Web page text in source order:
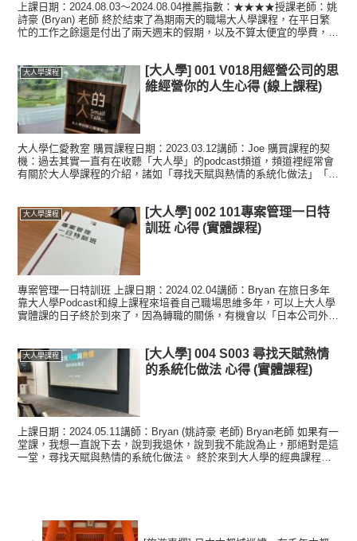
上課日期：2024.08.03～2024.08.04推薦指數：★★★★授課老師：姚
詩豪 (Bryan) 老師 終於結束了為期兩天的職場大人學課程，在平日繁
忙的工作之餘還是付出了兩天週末的假期，以及不算太便宜的學費，來
大人學課程
[大人學] 001 V018用經營公司的思
維經營你的人生心得 (線上課程)
大人學仁愛教室 購買課程日期：2023.03.12講師：Joe 購買課程的契
機：過去其實一直有在收聽「大人學」的podcast頻道，頻道裡經常會
有關於大人學課程的介紹，諸如「尋找天賦與熱情的系統化做法」「用
大人學課程
[大人學] 002 101專案管理一日特
訓班 心得 (實體課程)
專案管理一日特訓班 上課日期：2024.02.04講師：Bryan 在旅日多年
靠大人學Podcast和線上課程來培養自己職場思維多年，可以上大人學
實體課的日子終於到來了，因為轉職的關係，有機會以「日本公司外派
大人學課程
[大人學] 004 S003 尋找天賦熱情
的系統化做法 心得 (實體課程)
上課日期：2024.05.11講師：Bryan (姚詩豪 老師) Bryan老師 如果有一
堂課，我想一直說下去，說到我退休，說到我不能說為止，那絕對是這
一堂，尋找天賦與熱情的系統化做法。 終於來到大人學的經典課程，